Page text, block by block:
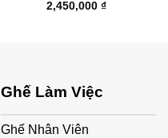
2,450,000 ₫
Ghế Làm Việc
Ghế Nhân Viên